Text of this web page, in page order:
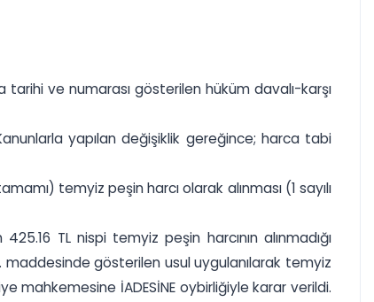
ve numarası gösterilen hüküm davalı-karşı
Kanunlarla yapılan değişiklik gereğince; harca tabi
temyiz peşin harcı olarak alınması (1 sayılı
TL nispi temyiz peşin harcının alınmadığı
maddesinde gösterilen usul uygulanılarak temyiz
mahkemesine İADESİNE oybirliğiyle karar verildi.